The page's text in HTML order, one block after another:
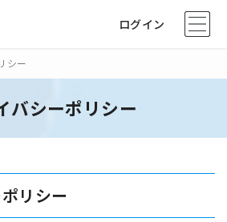
ログイン
シー
バシーポリシー
リシー